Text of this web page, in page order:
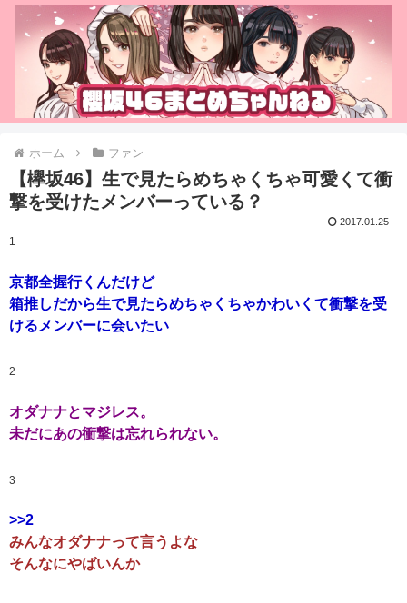
ホーム ファン
【欅坂46】生で見たらめちゃくちゃ可愛くて衝
撃を受けたメンバーっている？
2017.01.25
1
京都全握行くんだけど
箱推しだから生で見たらめちゃくちゃかわいくて衝撃を受
けるメンバーに会いたい
2
オダナナとマジレス。
未だにあの衝撃は忘れられない。
3
>>2
みんなオダナナって言うよな
そんなにやばいんか